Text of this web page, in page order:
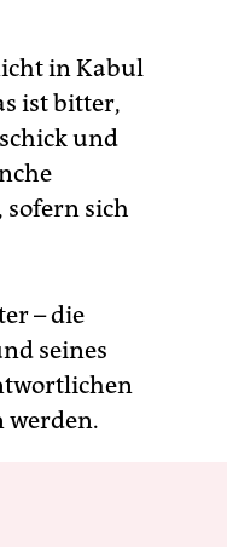
in Kabul
ist bitter,
und
sofern sich
– die
seines
werden.